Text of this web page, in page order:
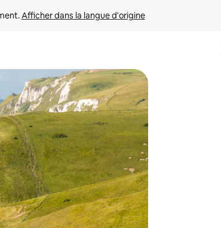
Afficher dans la langue d'origine